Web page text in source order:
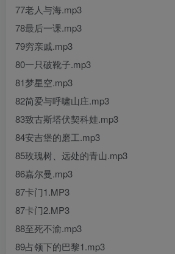
77老人与海.mp3
78最后一课.mp3
79穷亲戚.mp3
80一只破靴子.mp3
81梦星空.mp3
82简爱与呼啸山庄.mp3
83致古斯塔伏契科娃.mp3
84安吉堡的磨工.mp3
85玫瑰树、远处的青山.mp3
86嘉尔曼.mp3
87卡门1.MP3
87卡门2.MP3
88至死不渝.mp3
89占领下的巴黎1.mp3